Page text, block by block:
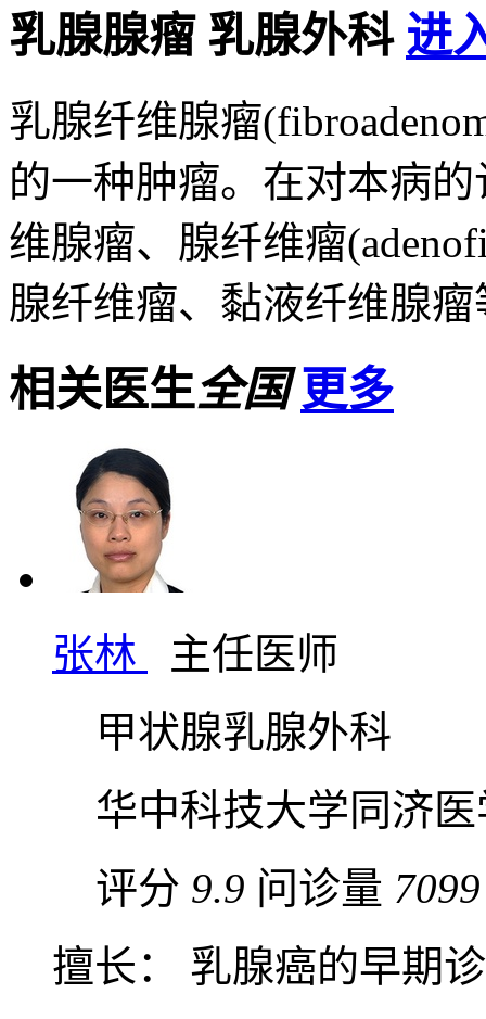
乳腺腺瘤 乳腺外科 进
乳腺纤维腺瘤
的一种肿瘤。在对本病
维腺瘤、腺纤维瘤
腺纤维瘤、黏液纤维腺
相关医生全国 更多
张林
主任医师
甲状腺乳腺外科
华中科技大学同济
评分 9.9 问诊量 7099
擅长： 乳腺癌的早期